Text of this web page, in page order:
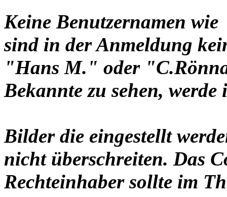
Keine Benutzernamen
sind in der Anmeldung
"Hans M." oder
Bekannte zu sehen,
Bilder die eingestellt
nicht überschreiten. Das
Rechteinhaber sollte im